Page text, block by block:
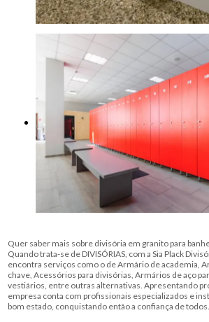
Quer saber mais sobre divisória em granito para
Quando trata-se de DIVISÓRIAS, com a Sia Plack
encontra serviços como o de Armário de academia,
chave, Acessórios para divisórias, Armários de aço
vestiários, entre outras alternativas. Apresentando
empresa conta com profissionais especializados e
bom estado, conquistando então a confiança de todos.